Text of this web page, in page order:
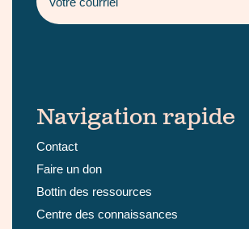
Navigation rapide
Contact
Faire un don
Bottin des ressources
Centre des connaissances